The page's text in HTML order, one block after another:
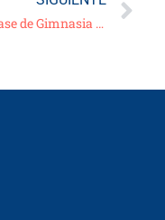
30° Clase de Gimnasia para Adultos